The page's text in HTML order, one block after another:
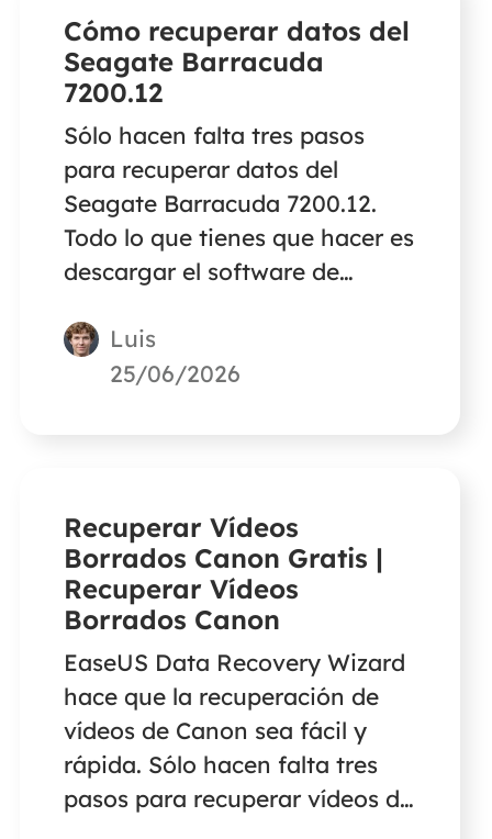
Cómo recuperar datos del
Seagate Barracuda
7200.12
Sólo hacen falta tres pasos
para recuperar datos del
Seagate Barracuda 7200.12.
Todo lo que tienes que hacer es
descargar el software de
EaseUS, hacer clic en el botón
Escanear, seleccionar los
Data Recovery Wizard es el
software de recuperación de
discos duros más eficaz que
puede restaurar fotos,
electrónicos y mucho más
desde cualquier dispositivo.
Luis
25/06/2026
Recuperar Vídeos
Borrados Canon Gratis |
Recuperar Vídeos
Borrados Canon
EaseUS Data Recovery Wizard
hace que la recuperación de
vídeos de Canon sea fácil y
rápida. Sólo hacen falta tres
pasos para recuperar vídeos de